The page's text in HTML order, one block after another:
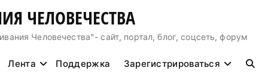
ЧЕЛОВЕЧЕСТВА
Человечества"- сайт, портал, блог, соцсеть, форум
Лента Поддержка Зарегистрироваться